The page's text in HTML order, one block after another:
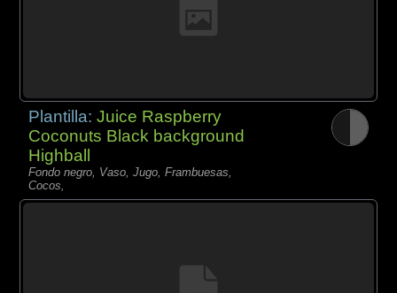
Plantilla:Juice Raspberry
Coconuts Black background
Highball
Fondo negro, Vaso, Jugo, Frambuesas,
Cocos,